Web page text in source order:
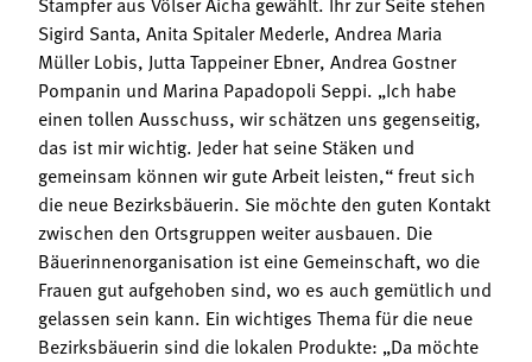
Sigird Santa, Anita Spitaler Mederle, Andrea Maria
Müller Lobis, Jutta Tappeiner Ebner, Andrea Gostner
Pompanin und Marina Papadopoli Seppi. „Ich habe
einen tollen Ausschuss, wir schätzen uns gegenseitig,
das ist mir wichtig. Jeder hat seine Stäken und
gemeinsam können wir gute Arbeit leisten,“ freut sich
die neue Bezirksbäuerin. Sie möchte den guten Kontakt
zwischen den Ortsgruppen weiter ausbauen. Die
Bäuerinnenorganisation ist eine Gemeinschaft, wo die
Frauen gut aufgehoben sind, wo es auch gemütlich und
gelassen sein kann. Ein wichtiges Thema für die neue
Bezirksbäuerin sind die lokalen Produkte: „Da möchte